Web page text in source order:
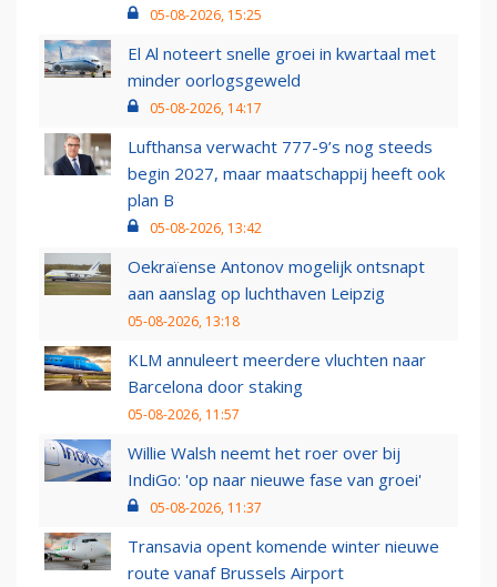
05-08-2026, 15:25
El Al noteert snelle groei in kwartaal met
minder oorlogsgeweld
05-08-2026, 14:17
Lufthansa verwacht 777-9’s nog steeds
begin 2027, maar maatschappij heeft ook
plan B
05-08-2026, 13:42
Oekraïense Antonov mogelijk ontsnapt
aan aanslag op luchthaven Leipzig
05-08-2026, 13:18
KLM annuleert meerdere vluchten naar
Barcelona door staking
05-08-2026, 11:57
Willie Walsh neemt het roer over bij
IndiGo: 'op naar nieuwe fase van groei'
05-08-2026, 11:37
Transavia opent komende winter nieuwe
route vanaf Brussels Airport